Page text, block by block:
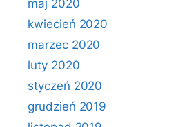
maj 2020
kwiecień 2020
marzec 2020
luty 2020
styczeń 2020
grudzień 2019